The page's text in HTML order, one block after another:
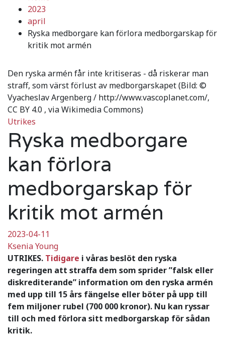
2023
april
Ryska medborgare kan förlora medborgarskap för
kritik mot armén
Den ryska armén får inte kritiseras - då riskerar man
straff, som värst förlust av medborgarskapet (Bild: ©
Vyacheslav Argenberg / http://www.vascoplanet.com/,
CC BY 4.0 , via Wikimedia Commons)
Utrikes
Ryska medborgare
kan förlora
medborgarskap för
kritik mot armén
2023-04-11
Ksenia Young
UTRIKES. Tidigare i våras beslöt den ryska
regeringen att straffa dem som sprider ”falsk eller
diskrediterande” information om den ryska armén
med upp till 15 års fängelse eller böter på upp till
fem miljoner rubel (700 000 kronor). Nu kan ryssar
till och med förlora sitt medborgarskap för sådan
kritik.